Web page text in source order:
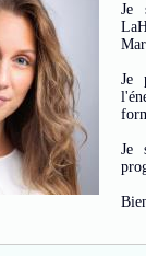
Je
Je
Je